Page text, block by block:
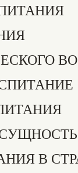
В